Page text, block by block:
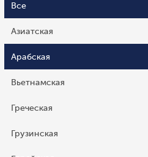
Все
Азиатская
Арабская
Вьетнамская
Греческая
Грузинская